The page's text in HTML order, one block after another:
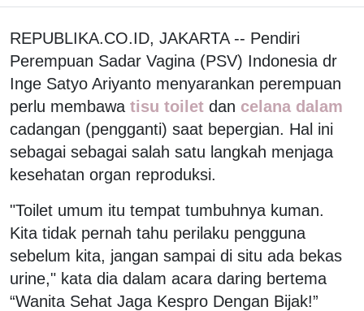
REPUBLIKA.CO.ID, JAKARTA -- Pendiri
Perempuan Sadar Vagina (PSV) Indonesia dr
Inge Satyo Ariyanto menyarankan perempuan
perlu membawa tisu toilet dan celana dalam
cadangan (pengganti) saat bepergian. Hal ini
sebagai sebagai salah satu langkah menjaga
kesehatan organ reproduksi.
"Toilet umum itu tempat tumbuhnya kuman.
Kita tidak pernah tahu perilaku pengguna
sebelum kita, jangan sampai di situ ada bekas
urine," kata dia dalam acara daring bertema
“Wanita Sehat Jaga Kespro Dengan Bijak!”